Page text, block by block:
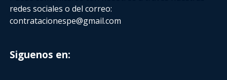
redes sociales o del correo:
contratacionespe@gmail.com
Siguenos en: